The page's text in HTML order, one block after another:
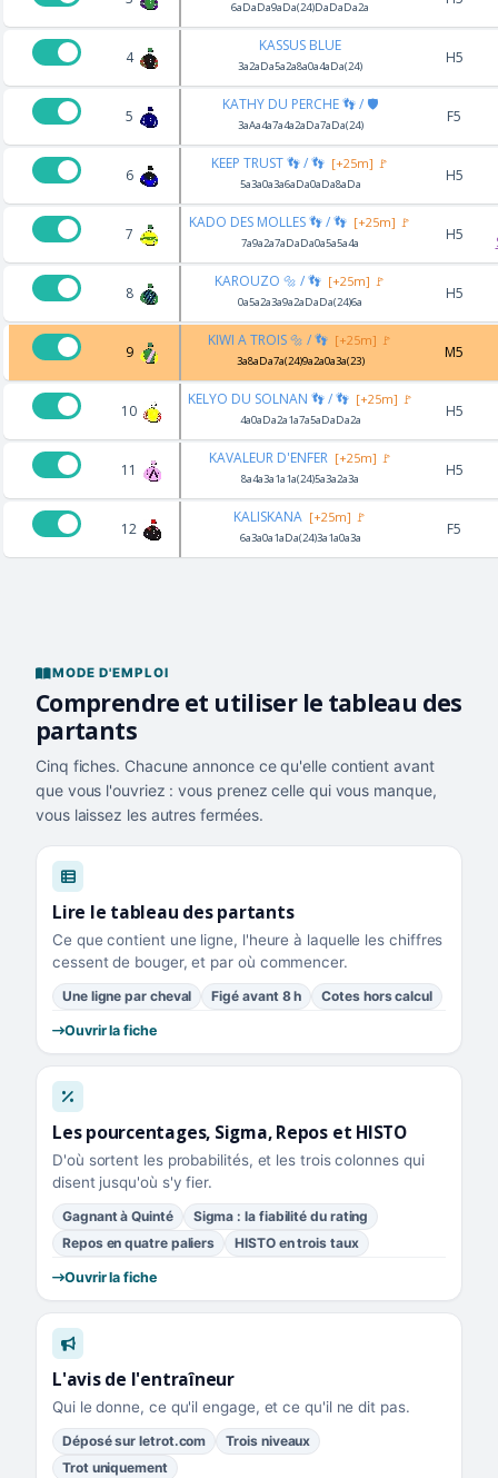
6aDaDa9aDa(24)DaDaDa2a
4
KASSUS BLUE
3a2aDa5a2a8a0a4aDa(24) H5
5
KATHY DU PERCHE 👣 / 🛡️
3aAa4a7a4a2aDa7aDa(24) F5
6
KEEP TRUST 👣 / 👣 [+25m] 🚩
5a3a0a3a6aDa0aDa8aDa H5
7
KADO DES MOLLES 👣 / 👣 [+25m] 🚩
7a9a2a7aDaDa0a5a5a4a H5
8
KAROUZO 🔩 / 👣 [+25m] 🚩
0a5a2a3a9a2aDaDa(24)6a H5
9
KIWI A TROIS 🔩 / 👣 [+25m] 🚩
3a8aDa7a(24)9a2a0a3a(23) M5
10
KELYO DU SOLNAN 👣 / 👣 [+25m] 🚩
4a0aDa2a1a7a5aDaDa2a H5
11
KAVALEUR D'ENFER [+25m] 🚩
8a4a3a1a1a(24)5a3a2a3a H5
12
KALISKANA [+25m] 🚩
6a3a0a1aDa(24)3a1a0a3a F5
MODE D'EMPLOI
Comprendre et utiliser le tableau des
partants
Cinq fiches. Chacune annonce ce qu'elle contient avant
que vous l'ouvriez : vous prenez celle qui vous manque,
vous laissez les autres fermées.
Lire le tableau des partants
Ce que contient une ligne, l'heure à laquelle les chiffres
cessent de bouger, et par où commencer.
Une ligne par cheval Figé avant 8 h Cotes hors calcul
Ouvrir la fiche
Les pourcentages, Sigma, Repos et HISTO
D'où sortent les probabilités, et les trois colonnes qui
disent jusqu'où s'y fier.
Gagnant à Quinté
Sigma : la fiabilité du rating
Repos en quatre paliers
HISTO en trois taux
Ouvrir la fiche
L'avis de l'entraîneur
Qui le donne, ce qu'il engage, et ce qu'il ne dit pas.
Déposé sur letrot.com
Trois niveaux
Trot uniquement